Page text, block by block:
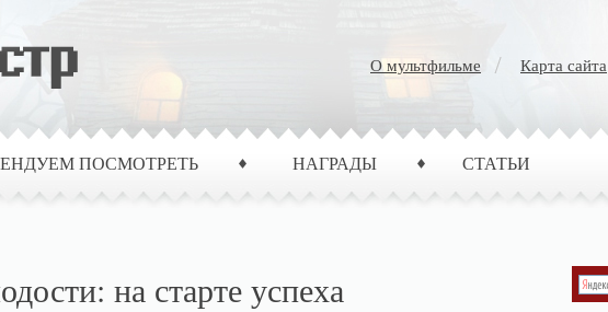
Карта сайта
О мультфильме
ПОСМОТРЕТЬ НАГРАДЫ СТАТЬИ
на старте успеха